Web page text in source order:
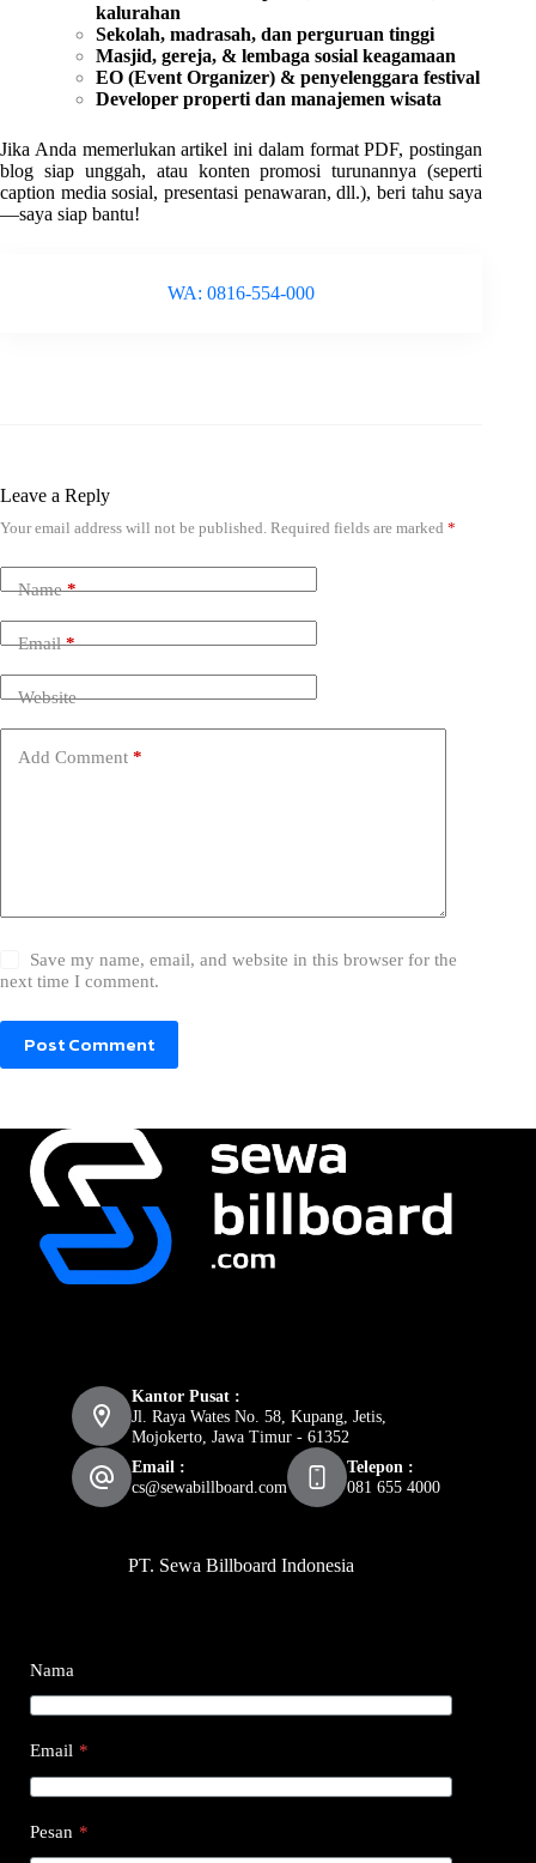
kalurahan
Sekolah, madrasah, dan perguruan tinggi
Masjid, gereja, & lembaga sosial keagamaan
EO (Event Organizer) & penyelenggara festival
Developer properti dan manajemen wisata
Jika Anda memerlukan artikel ini dalam format PDF, postingan
blog siap unggah, atau konten promosi turunannya (seperti
caption media sosial, presentasi penawaran, dll.), beri tahu saya
—saya siap bantu!
WA: 0816-554-000
Leave a Reply
Your email address will not be published. Required fields are marked *
Name*
Email*
Website
Add Comment *
Save my name, email, and website in this browser for the
next time I comment.
Post Comment
Kantor Pusat :
Jl. Raya Wates No. 58, Kupang, Jetis,
Mojokerto, Jawa Timur - 61352
Email :
cs@sewabillboard.com
Telepon :
081 655 4000
PT. Sewa Billboard Indonesia
Nama
Email *
Pesan *